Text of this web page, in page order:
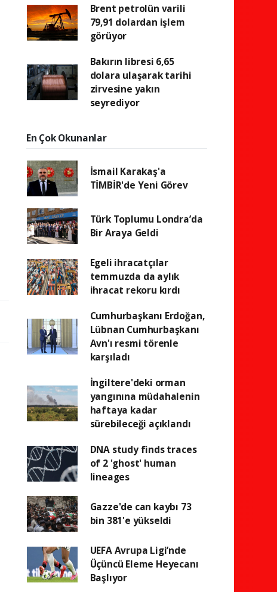
Brent petrolün varili
79,91 dolardan işlem
görüyor
Bakırın libresi 6,65
dolara ulaşarak tarihi
zirvesine yakın
seyrediyor
En Çok Okunanlar
İsmail Karakaş'a
TİMBİR'de Yeni Görev
Türk Toplumu Londra’da
Bir Araya Geldi
Egeli ihracatçılar
temmuzda da aylık
ihracat rekoru kırdı
Cumhurbaşkanı Erdoğan,
Lübnan Cumhurbaşkanı
Avn'ı resmi törenle
karşıladı
İngiltere'deki orman
yangınına müdahalenin
haftaya kadar
sürebileceği açıklandı
DNA study finds traces
of 2 'ghost' human
lineages
Gazze'de can kaybı 73
bin 381'e yükseldi
UEFA Avrupa Ligi’nde
Üçüncü Eleme Heyecanı
Başlıyor